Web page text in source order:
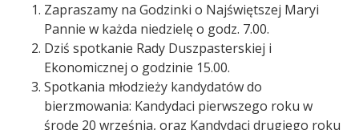
Zapraszamy na Godzinki o Najświętszej Maryi
Pannie w każda niedzielę o godz. 7.00.
Dziś spotkanie Rady Duszpasterskiej i
Ekonomicznej o godzinie 15.00.
Spotkania młodzieży kandydatów do
bierzmowania: Kandydaci pierwszego roku w
środę 20 września, oraz Kandydaci drugiego roku